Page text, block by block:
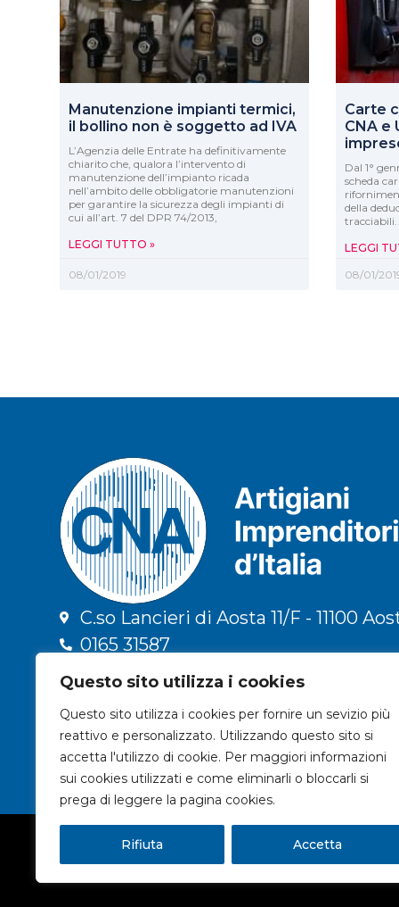
Questo sito utilizza i cookies
Questo sito utilizza i cookies per fornire un sevizio più
reattivo e personalizzato. Utilizzando questo sito si
accetta l'utilizzo di cookie. Per maggiori informazioni
sui cookies utilizzati e come eliminarli o bloccarli si
prega di leggere la pagina cookies.
Rifiuta Accetta
Manutenzione impianti termici,
il bollino non è soggetto ad IVA
L’Agenzia delle Entrate ha definitivamente
chiarito che, qualora l’intervento di
manutenzione dell’impianto ricada
nell’ambito delle obbligatorie manutenzioni
per garantire la sicurezza degli impianti di
cui all’art. 7 del DPR 74/2013,
LEGGI TUTTO »
08/01/2019
Carte
CNA e
Dal 1°
scheda
della
tracciabili.
LEGGI
08/01/
C.so Lancieri di Aosta 11/F - 11100
0165 31587
info@cna.ao.it
C.F. 91009300079 | P.IVA 01196090078
Privacy & Trattamento dati
© 2024 CNA VALLE D'AOSTA